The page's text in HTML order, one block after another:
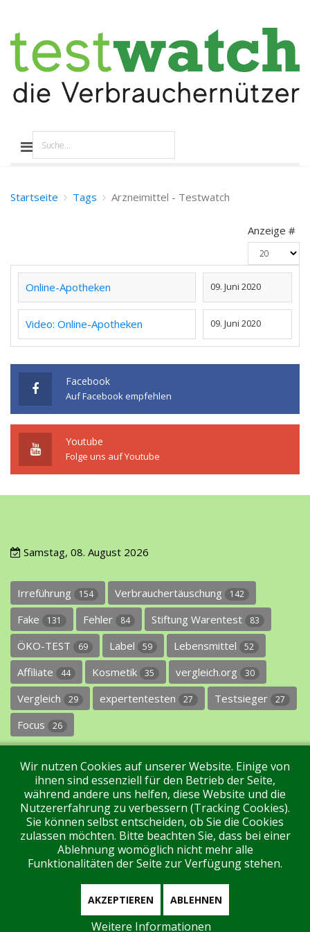
Startseite Tags Arzneimittel - Testwatch
Anzeige #
Online-Apotheken 09. Juni 2020
Video: Online-Apotheken 09. Juni 2020
Facebook
Auf Facebook empfehlen
Youtube
Folge uns auf Youtube
Samstag, 08. August 2026
Irreführung 154 Verbrauchertäuschung 142
Fake 131 Fehler 84 Stiftung Warentest 83
ÖKO-TEST 69 Label 59 Lebensmittel 52
Affiliate 44 Kosmetik 35 vergleich.org 30
Vergleich 29 expertentesten 27 Testsieger 27
Focus 26
Impressum Datenschutz Über uns Kontakt
Tags Unterstützen Sie uns! Login
Aktuell sind 356 Gäste und keine Mitglieder online
Wir nutzen Cookies auf unserer Website. Einige von
ihnen sind essenziell für den Betrieb der Seite,
während andere uns helfen, diese Website und die
Nutzererfahrung zu verbessern (Tracking Cookies).
Sie können selbst entscheiden, ob Sie die Cookies
zulassen möchten. Bitte beachten Sie, dass bei einer
Ablehnung womöglich nicht mehr alle
Funktionalitäten der Seite zur Verfügung stehen.
AKZEPTIEREN ABLEHNEN
Weitere Informationen